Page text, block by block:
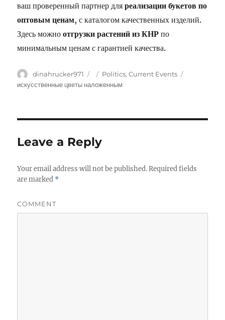
ваш проверенный партнер дляреализации букетов по
оптовым ценам, с каталогом качественных изделий.
Здесь можноотгрузки растений из КНР по
минимальным ценам с гарантией качества.
Author
dinahrucker971
Posted
on
Categories
Politics, Current Events
искусственные цветы наложенным
Leave a Reply
Your email address will not be published.Required fields
are marked *
COMMENT